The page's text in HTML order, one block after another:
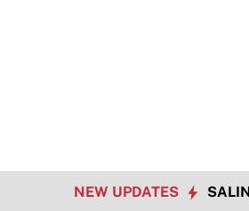
NEW UPDATES